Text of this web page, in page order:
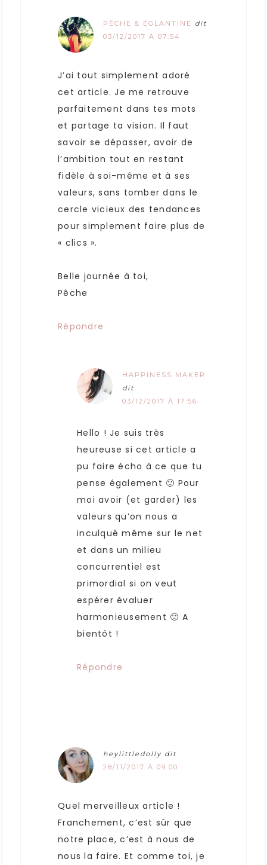
PÊCHE & ÉGLANTINE dit
03/12/2017 À 07:54
J’ai tout simplement adoré
cet article. Je me retrouve
parfaitement dans tes mots
et partage ta vision. Il faut
savoir se dépasser, avoir de
l’ambition tout en restant
fidèle à soi-même et à ses
valeurs, sans tomber dans le
cercle vicieux des tendances
pour simplement faire plus de
« clics ».
Belle journée à toi,
Pêche
Répondre
HAPPINESS MAKER
dit
03/12/2017 À 17:56
Hello ! Je suis très
heureuse si cet article a
pu faire écho à ce que tu
pense également 🙂 Pour
moi avoir (et garder) les
valeurs qu’on nous a
inculqué même sur le net
et dans un milieu
concurrentiel est
primordial si on veut
espérer évaluer
harmonieusement 🙂 A
bientôt !
Répondre
heylittledolly dit
28/11/2017 À 09:00
Quel merveilleux article !
Franchement, c’est sûr que
notre place, c’est à nous de
nous la faire. Et comme toi, je